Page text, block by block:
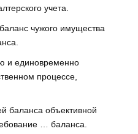
учета.
чужого имущества
и единовременно
процессе,
баланса объективной
… баланса.